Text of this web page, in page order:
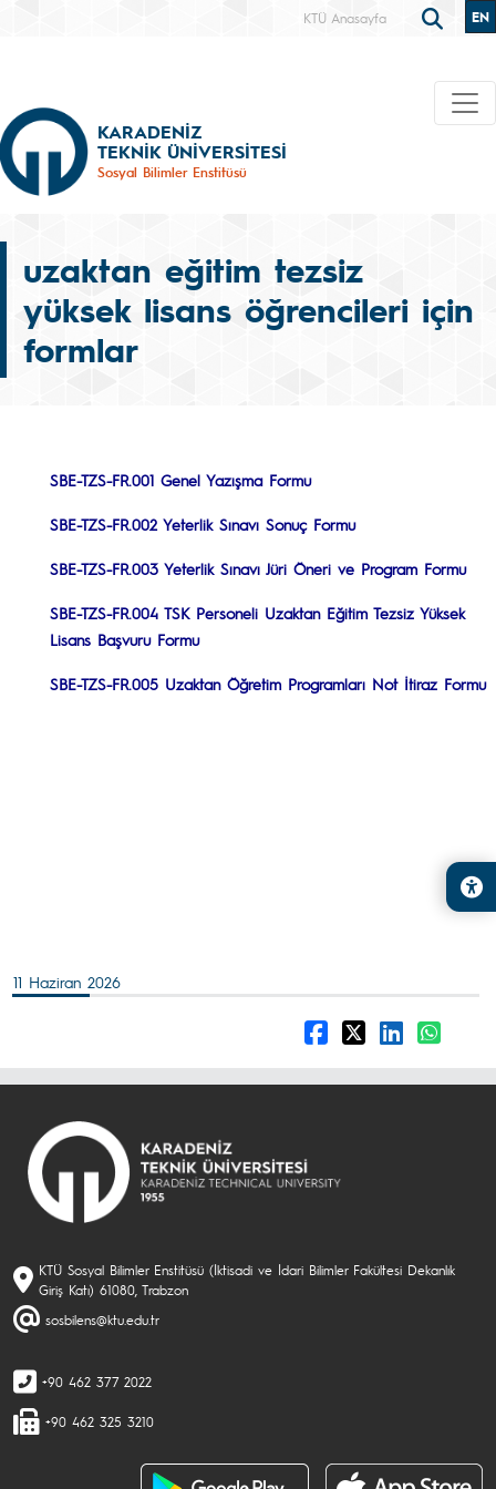
KTÜ Anasayfa EN
KARADENİZ
TEKNİK ÜNİVERSİTESİ
Sosyal Bilimler Enstitüsü
uzaktan eğitim tezsiz
yüksek lisans öğrencileri için
formlar
SBE-TZS-FR.001 Genel Yazışma Formu
SBE-TZS-FR.002 Yeterlik Sınavı Sonuç Formu
SBE-TZS-FR.003 Yeterlik Sınavı Jüri Öneri ve Program Formu
SBE-TZS-FR.004 TSK Personeli Uzaktan Eğitim Tezsiz Yüksek
Lisans Başvuru Formu
SBE-TZS-FR.005 Uzaktan Öğretim Programları Not İtiraz Formu
11 Haziran 2026
KTÜ Sosyal Bilimler Enstitüsü (İktisadi ve İdari Bilimler Fakültesi Dekanlık
Giriş Katı) 61080, Trabzon
sosbilens@ktu.edu.tr
+90 462 377 2022
+90 462 325 3210